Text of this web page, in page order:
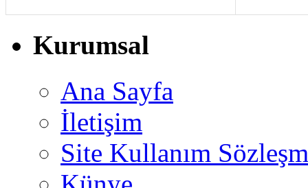
Kurumsal
Ana Sayfa
İletişim
Site Kullanım